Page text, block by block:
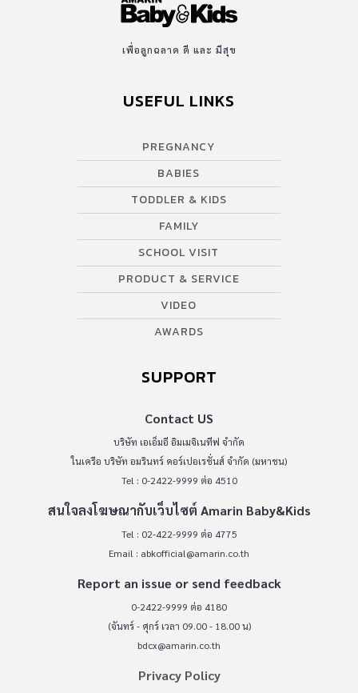
เพื่อลูกฉลาด ดี และ มีสุข
USEFUL LINKS
PREGNANCY
BABIES
TODDLER & KIDS
FAMILY
SCHOOL VISIT
PRODUCT & SERVICE
VIDEO
AWARDS
SUPPORT
Contact US
บริษัท เอเอ็มอี อิมเมจิเนทีฟ จำกัด
ในเครือ บริษัท อมรินทร์ คอร์เปอเรชั่นส์ จำกัด (มหาชน)
Tel : 0-2422-9999 ต่อ 4510
สนใจลงโฆษณากับเว็บไซต์ Amarin Baby&Kids
Tel : 02-422-9999 ต่อ 4775
Email : abkofficial@amarin.co.th
Report an issue or send feedback
0-2422-9999 ต่อ 4180
(จันทร์ - ศุกร์ เวลา 09.00 - 18.00 น)
bdcx@amarin.co.th
Privacy Policy